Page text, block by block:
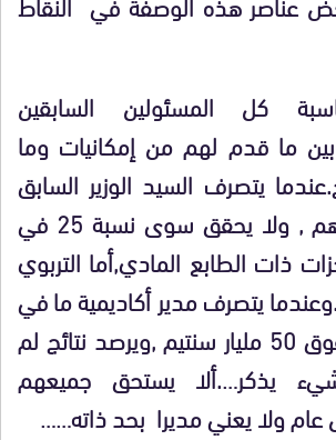
كل المسئولين السابقين
بين ما قدم لهم من إمكانيات وما
يتصرف السيد الوزير السابق
في 48 مليار درهم , ولا يحقق سوى نسبة 25 في
ذات الطابع المادي,أما التربوي
يتصرف مدير أكاديمية ما في
ميزانية سنوية تفوق 50 مليار سنتيم ,ويرصد نتائج لم
يذكر….ألا يستحق جميعهم
عام ولا يعني مديرا بحد ذاته……